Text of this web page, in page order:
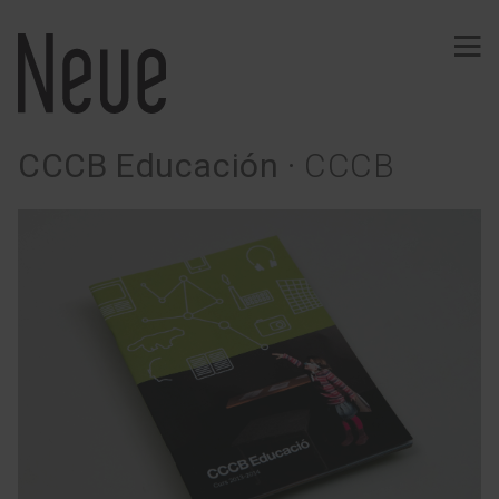
PROYECTOS
Comunicación
Web · App
Tipografía
Efímeros
Señalización
Merchandising
SERVICIOS
CCCB Educación · CCCB